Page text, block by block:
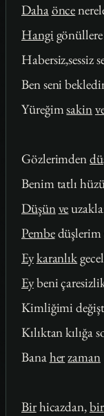
Dahaönce
Hangi
Habersiz,sessiz
Ben seni
Yüreğimsakin
Gözlerimden
Benim tatlı
Düşünve
Pembedüşlerim
Eykaranlık
Eybeni
Kimliğimi
Kılıktan kılığa
Banaherzaman
Birhicazdan,bir